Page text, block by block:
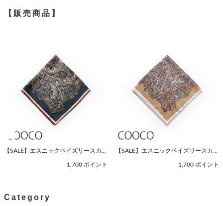
【販売商品】
【SALE】エスニックペイズリースカー
1,700 ポイント
【SALE】エスニックペイズリースカー
1,700 ポイント
Category